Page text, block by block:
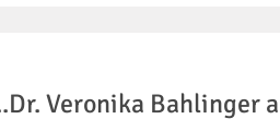
Veronika Bahlinger